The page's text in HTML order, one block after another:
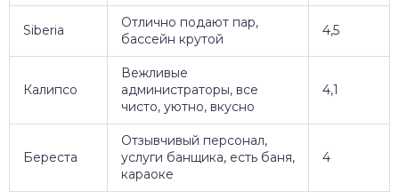
Siberia
Отлично подают пар,
бассейн крутой
4,5
Калипсо
Вежливые
администраторы, все
чисто, уютно, вкусно
4,1
Береста
Отзывчивый персонал,
услуги банщика, есть баня,
караоке
4